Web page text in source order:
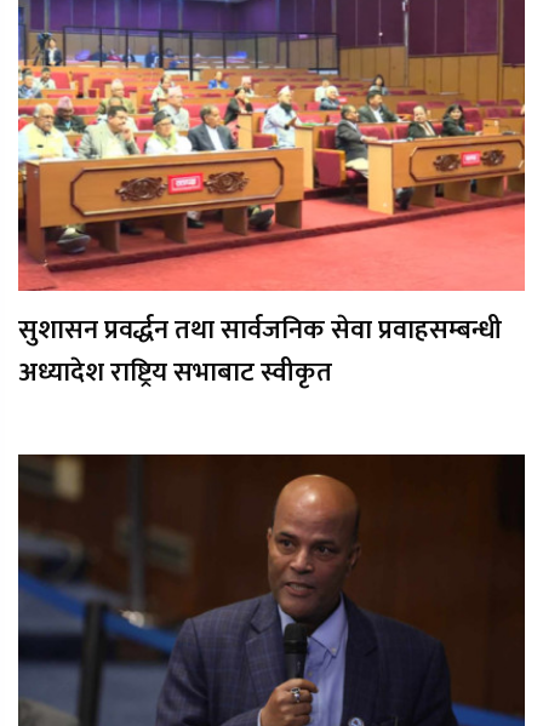
सुशासन प्रवर्द्धन तथा सार्वजनिक सेवा प्रवाहसम्बन्धी
अध्यादेश राष्ट्रिय सभाबाट स्वीकृत